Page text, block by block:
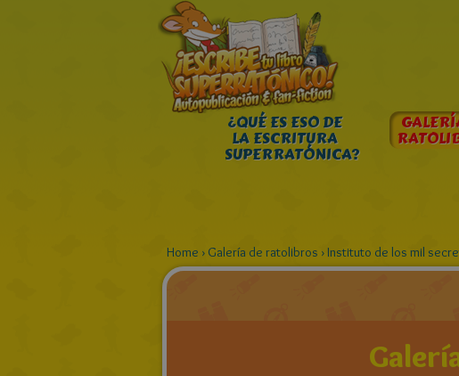
¿QUÉ ES ESO DE
LA ESCRITURA
SUPERRATÓNICA?
Home › Galería de ratolibros › Instituto de los mil